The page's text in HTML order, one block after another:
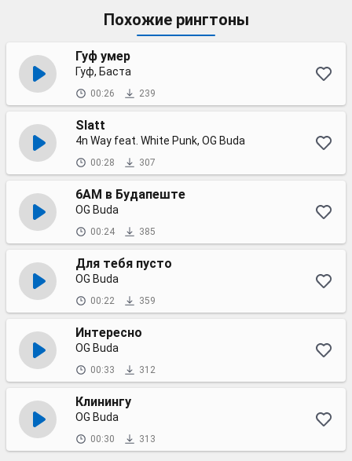
Похожие рингтоны
Гуф умер
Гуф, Баста
00:26 239
Slatt
4n Way feat. White Punk, OG Buda
00:28 307
6AM в Будапеште
OG Buda
00:24 385
Для тебя пусто
OG Buda
00:22 359
Интересно
OG Buda
00:33 312
Клинингу
OG Buda
00:30 313